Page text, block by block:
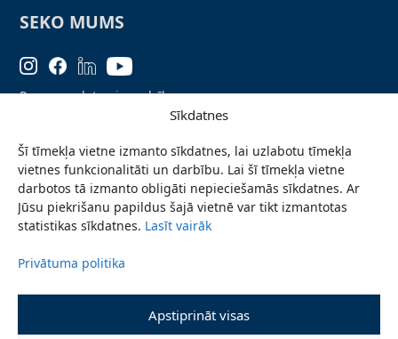
Sīkdatnes
Šī tīmekļa vietne izmanto sīkdatnes, lai uzlabotu tīmekļa
vietnes funkcionalitāti un darbību. Lai šī tīmekļa vietne
darbotos tā izmanto obligāti nepieciešamās sīkdatnes. Ar
Jūsu piekrišanu papildus šajā vietnē var tikt izmantotas
statistikas sīkdatnes. Lasīt vairāk
Privātuma politika
Apstiprināt visas
SEKO MUMS
Personas datu aizsardzība
Ziņo par problēmu
Pieteikties jaunumiem
Piekļūstamības paziņojums
© 2026 Valmieras novada pašvaldība